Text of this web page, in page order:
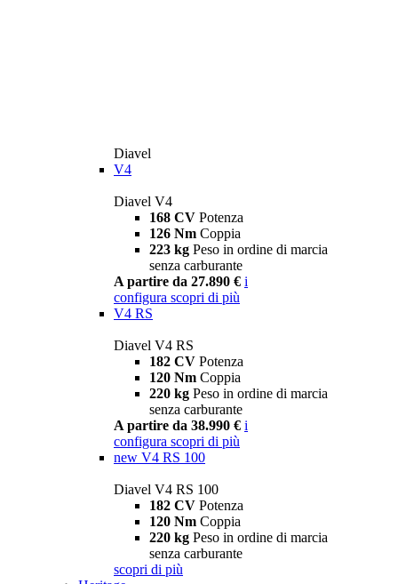
Diavel
V4
Diavel V4
168 CV Potenza
126 Nm Coppia
223 kg Peso in ordine di marcia
senza carburante
A partire da 27.890 € i
configura scopri di più
V4 RS
Diavel V4 RS
182 CV Potenza
120 Nm Coppia
220 kg Peso in ordine di marcia
senza carburante
A partire da 38.990 € i
configura scopri di più
new V4 RS 100
Diavel V4 RS 100
182 CV Potenza
120 Nm Coppia
220 kg Peso in ordine di marcia
senza carburante
scopri di più